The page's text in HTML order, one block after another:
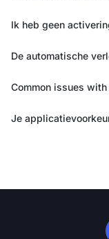
Ik heb geen
De automatische
Common issues
Je